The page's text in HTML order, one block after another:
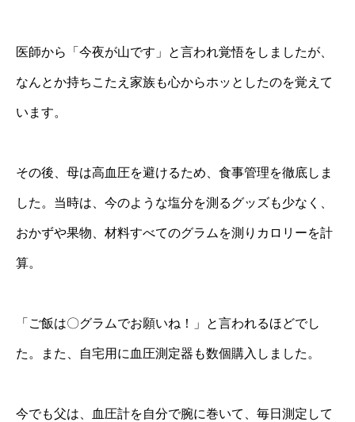
医師から「今夜が山です」と言われ覚悟をしましたが、
なんとか持ちこたえ家族も心からホッとしたのを覚えて
います。
その後、母は高血圧を避けるため、食事管理を徹底しま
した。当時は、今のような塩分を測るグッズも少なく、
おかずや果物、材料すべてのグラムを測りカロリーを計
算。
「ご飯は〇グラムでお願いね！」と言われるほどでし
た。また、自宅用に血圧測定器も数個購入しました。
今でも父は、血圧計を自分で腕に巻いて、毎日測定して